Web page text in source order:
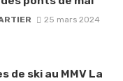
25 mars 2024
de ski au MMV La